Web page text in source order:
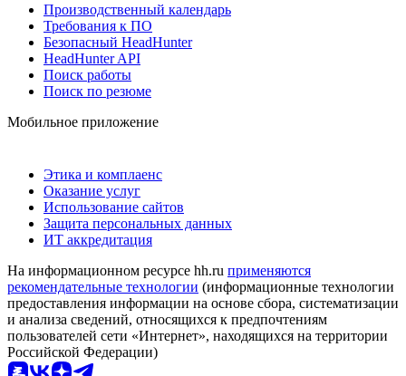
Производственный календарь
Требования к ПО
Безопасный HeadHunter
HeadHunter API
Поиск работы
Поиск по резюме
Мобильное приложение
Этика и комплаенс
Оказание услуг
Использование сайтов
Защита персональных данных
ИТ аккредитация
На информационном ресурсе hh.ru применяются
рекомендательные технологии (информационные технологии
предоставления информации на основе сбора, систематизации
и анализа сведений, относящихся к предпочтениям
пользователей сети «Интернет», находящихся на территории
Российской Федерации)